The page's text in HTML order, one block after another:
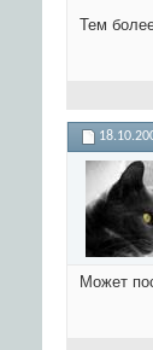
Тем
Может